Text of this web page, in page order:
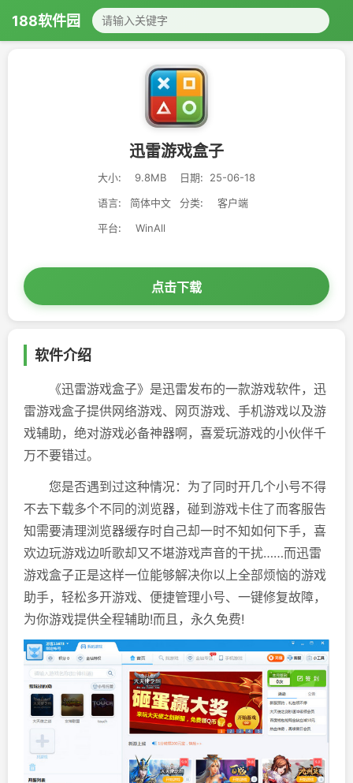
188软件园
迅雷游戏盒子
大小: 9.8MB 日期:
25-06-18
语言:
简体中文 分类:
客户端
平台:
WinAll
点击下载
软件介绍
《迅雷游戏盒子》是迅雷发布的一款游戏软件，迅
雷游戏盒子提供网络游戏、网页游戏、手机游戏以及游
戏辅助，绝对游戏必备神器啊，喜爱玩游戏的小伙伴千
万不要错过。
您是否遇到过这种情况：为了同时开几个小号不得
不去下载多个不同的浏览器，碰到游戏卡住了而客服告
知需要清理浏览器缓存时自己却一时不知如何下手，喜
欢边玩游戏边听歌却又不堪游戏声音的干扰……而迅雷
游戏盒子正是这样一位能够解决你以上全部烦恼的游戏
助手，轻松多开游戏、便捷管理小号、一键修复故障，
为你游戏提供全程辅助!而且，永久免费!